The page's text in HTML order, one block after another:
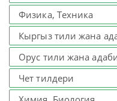
Физика, Техника
Кыргыз тили жана
Орус тили жана
Чет тилдери